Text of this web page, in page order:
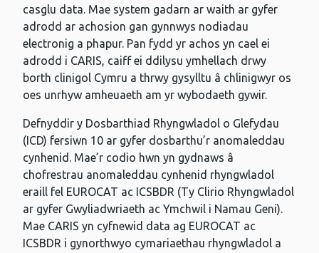
casglu data. Mae system gadarn ar waith ar gyfer
adrodd ar achosion gan gynnwys nodiadau
electronig a phapur. Pan fydd yr achos yn cael ei
adrodd i CARIS, caiff ei ddilysu ymhellach drwy
borth clinigol Cymru a thrwy gysylltu â chlinigwyr os
oes unrhyw amheuaeth am yr wybodaeth gywir.
Defnyddir y Dosbarthiad Rhyngwladol o Glefydau
(ICD) fersiwn 10 ar gyfer dosbarthu’r anomaleddau
cynhenid. Mae’r codio hwn yn gydnaws â
chofrestrau anomaleddau cynhenid rhyngwladol
eraill fel EUROCAT ac ICSBDR (Ty Clirio Rhyngwladol
ar gyfer Gwyliadwriaeth ac Ymchwil i Namau Geni).
Mae CARIS yn cyfnewid data ag EUROCAT ac
ICSBDR i gynorthwyo cymariaethau rhyngwladol a